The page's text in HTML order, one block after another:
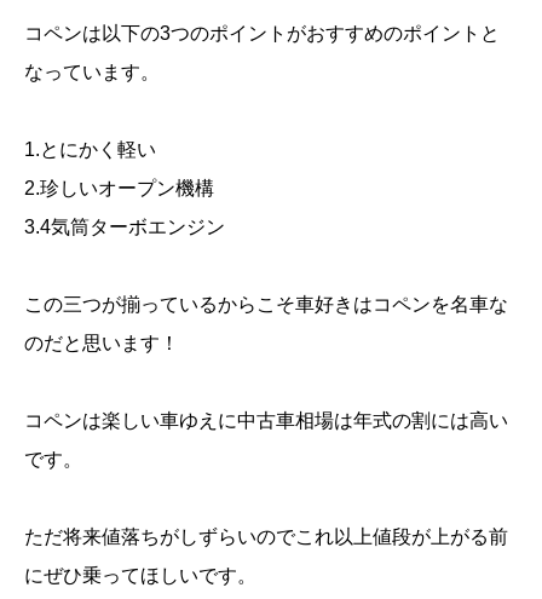
コペンは以下の3つのポイントがおすすめのポイントと
なっています。
1.とにかく軽い
2.珍しいオープン機構
3.4気筒ターボエンジン
この三つが揃っているからこそ車好きはコペンを名車な
のだと思います！
コペンは楽しい車ゆえに中古車相場は年式の割には高い
です。
ただ将来値落ちがしずらいのでこれ以上値段が上がる前
にぜひ乗ってほしいです。